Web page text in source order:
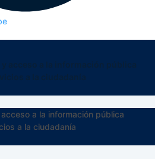
a la información pública
a la ciudadanía